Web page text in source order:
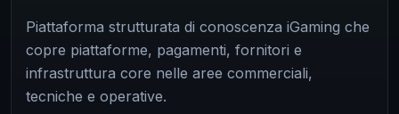
Piattaforma strutturata di conoscenza iGaming che
copre piattaforme, pagamenti, fornitori e
infrastruttura core nelle aree commerciali,
tecniche e operative.